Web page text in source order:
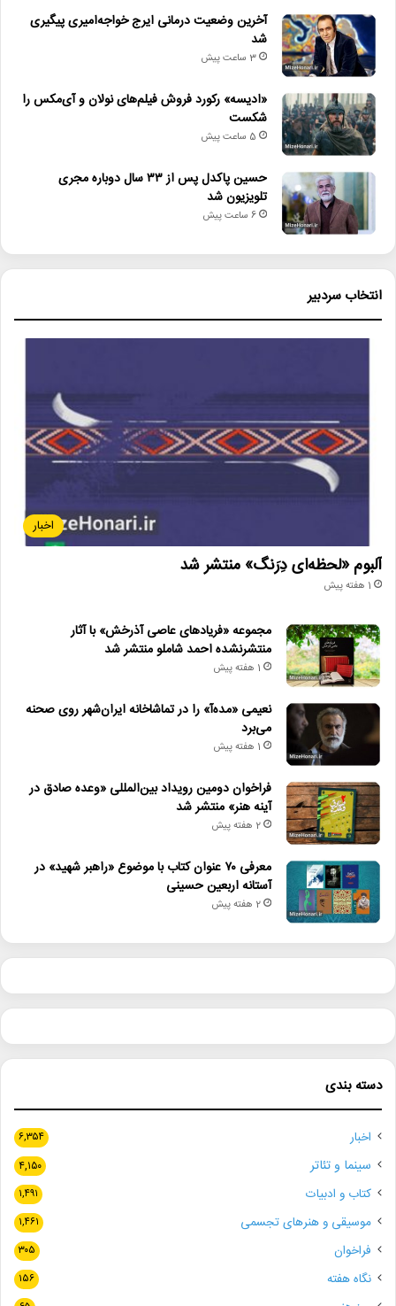
آخرین وضعیت درمانی ایرج خواجه‌امیری پیگیری
شد
3 ساعت پیش
«ادیسه» رکورد فروش فیلم‌های نولان و آی‌مکس را
شکست
5 ساعت پیش
حسین پاکدل پس از ۳۳ سال دوباره مجری
تلویزیون شد
6 ساعت پیش
انتخاب سردبیر
اخبار
آلبوم «لحظه‌ای دِرَنگ» منتشر شد
1 هفته پیش
مجموعه «فریادهای عاصی آذرخش» با آثار
منتشرنشده احمد شاملو منتشر شد
1 هفته پیش
نعیمی «مده‌آ» را در تماشاخانه ایران‌شهر روی صحنه
می‌برد
1 هفته پیش
فراخوان دومین رویداد بین‌المللی «وعده صادق در
آینه هنر» منتشر شد
2 هفته پیش
معرفی ۷۰ عنوان کتاب با موضوع «راهبر شهید» در
آستانه اربعین حسینی
2 هفته پیش
دسته بندی
اخبار ۶,۳۵۴
سینما و تئاتر ۴,۱۵۰
کتاب و ادبیات ۱,۴۹۱
موسیقی و هنرهای تجسمی ۱,۴۶۱
فراخوان ۳۰۵
نگاه هفته ۱۵۶